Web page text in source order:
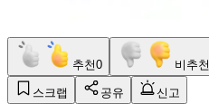
추천0 비추천
스크랩 공유
신고